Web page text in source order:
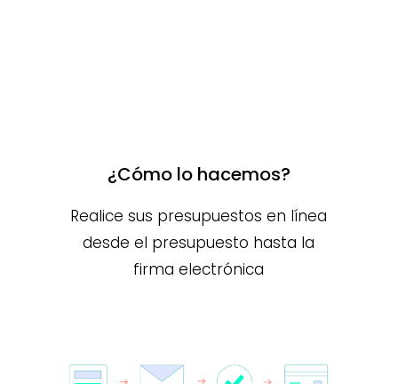
¿Cómo lo hacemos?
Realice sus presupuestos en línea
desde el presupuesto hasta la
firma electrónica